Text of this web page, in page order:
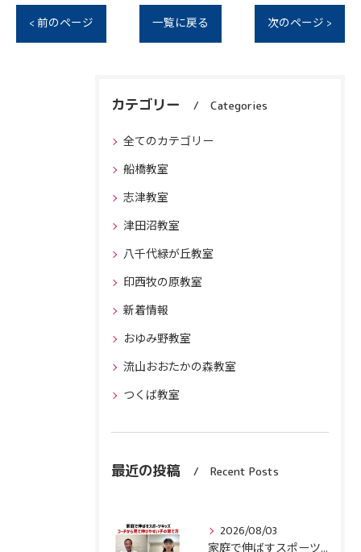
< 前のページ 一覧に戻る 次のページ >
カテゴリー Categories
全てのカテゴリー
船橋教室
志津教室
津田沼教室
八千代緑が丘教室
印西牧の原教室
新着情報
おゆみ野教室
流山おおたかの森教室
つくば教室
最近の投稿 Recent Posts
2026/08/03
家庭で伸ばすスポーツキッズ『コーチから見て伸びやすい子』の育て方